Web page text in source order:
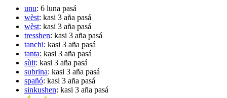
unu: 6 luna pasá
wèst: kasi 3 aña pasá
wèst: kasi 3 aña pasá
tresshen: kasi 3 aña pasá
tanchi: kasi 3 aña pasá
tanta: kasi 3 aña pasá
sùit: kasi 3 aña pasá
subrina: kasi 3 aña pasá
spañó: kasi 3 aña pasá
sinkushen: kasi 3 aña pasá